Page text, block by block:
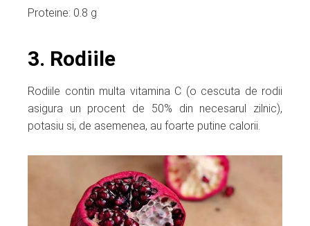
Proteine: 0.8 g
3. Rodiile
Rodiile contin multa vitamina C (o cescuta de rodii
asigura un procent de 50% din necesarul zilnic),
potasiu si, de asemenea, au foarte putine calorii.